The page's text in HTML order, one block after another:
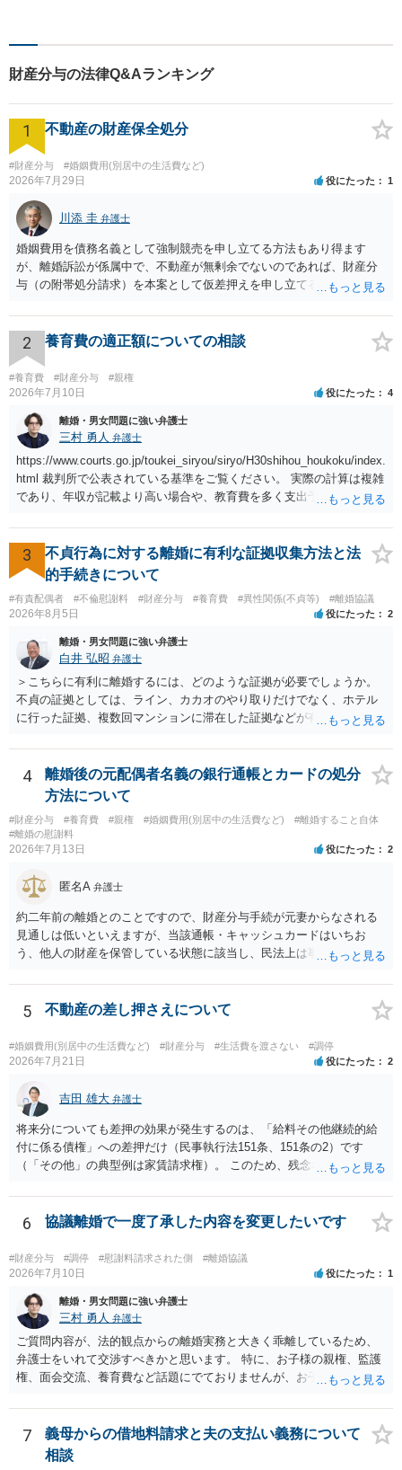
も、早めにお越しいただい
て、一緒に解決を目指しまし
ょう。
財産分与の法律Q&Aランキング
1 不動産の財産保全処分
#財産分与 #婚姻費用(別居中の生活費など)
2026年7月29日 役にたった 1
川添 圭 弁護士
婚姻費用を債務名義として強制競売を申し立てる方法もあり得ます
が、離婚訴訟が係属中で、不動産が無剰余でないのであれば、財産分
与（の附帯処分請求）を本案として仮差押えを申し立てる（法的には
えられます。弁護士へ依頼しているのであれば、担当弁護士とよく相
談してください。
2 養育費の適正額についての相談
#養育費 #財産分与 #親権
2026年7月10日 役にたった 4
離婚・男女問題に強い弁護士
三村 勇人 弁護士
https://www.courts.go.jp/toukei_siryou/siryo/H30shihou_houkoku/index.
html 裁判所で公表されている基準をご覧ください。 実際の計算は複雑
であり、年収が記載より高い場合や、教育費を多く支出予定される場
もございますが、本件のように簡易な相場観を知るためにはこちらで
十分かと思います。
3
不貞行為に対する離婚に有利な証拠収集方法と法
的手続きについて
#有責配偶者 #不倫慰謝料 #財産分与 #養育費 #異性関係(不貞等) #離婚協議
2026年8月5日 役にたった 2
離婚・男女問題に強い弁護士
白井 弘昭 弁護士
＞こちらに有利に離婚するには、どのような証拠が必要でしょうか。
不貞の証拠としては、ライン、カカオのやり取りだけでなく、ホテル
に行った証拠、複数回マンションに滞在した証拠などが有効です。 不
婚する、慰謝料をとるなど）ことができると思われます。 ただし、不
貞発覚後、長期間同居を続けると、不貞を許したとの評価につながる
場合がありますので、ご注意ください。 以上、ご参考まで。
4
離婚後の元配偶者名義の銀行通帳とカードの処分
方法について
#財産分与 #養育費 #親権 #婚姻費用(別居中の生活費など)
#離婚すること自体
#離婚の慰謝料
2026年7月13日 役にたった 2
匿名A 弁護士
約二年前の離婚とのことですので、財産分与手続が元妻からなされる
見通しは低いといえますが、当該通帳・キャッシュカードはいちお
う、他人の財産を保管している状態に該当し、民法上は事務管理（597
えにくくとも、表だってのお答えとしては元妻の了解なく処分するこ
とはできないというお答えになってしまいます。
5 不動産の差し押さえについて
#婚姻費用(別居中の生活費など) #財産分与 #生活費を渡さない #調停
2026年7月21日 役にたった 2
吉田 雄大 弁護士
将来分についても差押の効果が発生するのは、「給料その他継続的給
付に係る債権」への差押だけ（民事執行法151条、151条の2）です
（「その他」の典型例は家賃請求権）。 このため、残念ながらお答え
のみが配当の対象です。
6 協議離婚で一度了承した内容を変更したいです
#財産分与 #調停 #慰謝料請求された側 #離婚協議
2026年7月10日 役にたった 1
離婚・男女問題に強い弁護士
三村 勇人 弁護士
ご質問内容が、法的観点からの離婚実務と大きく乖離しているため、
弁護士をいれて交渉すべきかと思います。 特に、お子様の親権、監護
権、面会交流、養育費など話題にでておりませんが、お子様の権利を
れを決めなかったために生じる質問がこの法律相談でも多くあげられ
ます。 一生に一度あるかないかの離婚という法律問題ですので、お近
くの弁護士事務所にご相談されることをお勧めします。
7
義母からの借地料請求と夫の支払い義務について
相談